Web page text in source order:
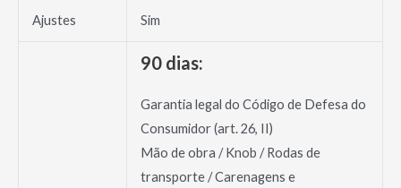
Ajustes Sim
90 dias:
Garantia legal do Código de Defesa do
Consumidor (art. 26, II)
Mão de obra / Knob / Rodas de
transporte / Carenagens e